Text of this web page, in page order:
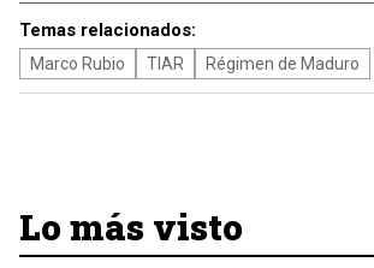
Temas relacionados:
Marco Rubio TIAR Régimen de Maduro
Lo más visto